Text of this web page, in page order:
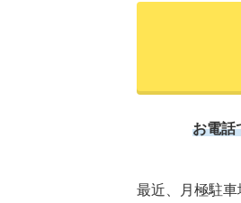
お電話
最近、月極駐